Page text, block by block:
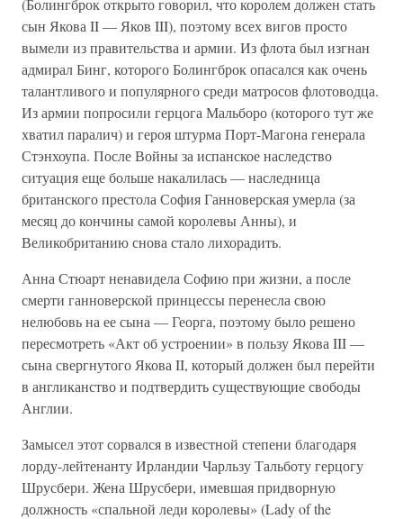
(Болингброк открыто говорил, что королем должен стать
сын Якова II — Яков III), поэтому всех вигов просто
вымели из правительства и армии. Из флота был изгнан
адмирал Бинг, которого Болингброк опасался как очень
талантливого и популярного среди матросов флотоводца.
Из армии попросили герцога Мальборо (которого тут же
хватил паралич) и героя штурма Порт-Магона генерала
Стэнхоупа. После Войны за испанское наследство
ситуация еще больше накалилась — наследница
британского престола София Ганноверская умерла (за
месяц до кончины самой королевы Анны), и
Великобританию снова стало лихорадить.
Анна Стюарт ненавидела Софию при жизни, а после
смерти ганноверской принцессы перенесла свою
нелюбовь на ее сына — Георга, поэтому было решено
пересмотреть «Акт об устроении» в пользу Якова III —
сына свергнутого Якова II, который должен был перейти
в англиканство и подтвердить существующие свободы
Англии.
Замысел этот сорвался в известной степени благодаря
лорду-лейтенанту Ирландии Чарльзу Тальботу герцогу
Шрусбери. Жена Шрусбери, имевшая придворную
должность «спальной леди королевы» (Lady of the